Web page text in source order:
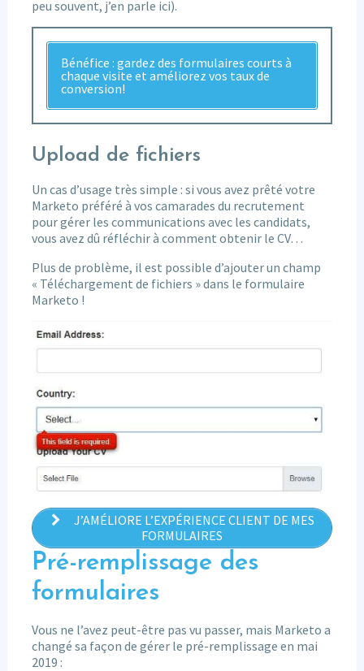
peu souvent, j’en parle ici).
Bénéfice : gardez des formulaires courts à
chaque visite et améliorez vos taux de
conversion!
Upload de fichiers
Un cas d’usage très simple : si vous avez prêté votre
Marketo préféré à vos camarades du recrutement
pour gérer les communications avec les candidats,
vous avez dû réfléchir à comment obtenir le CV…
Plus de problème, il est possible d’ajouter un champ
« Téléchargement de fichiers » dans le formulaire
Marketo !
J’AMÉLIORE L’EXPÉRIENCE CLIENT DE MES
FORMULAIRES
Pré-remplissage des
formulaires
Vous ne l’avez peut-être pas vu passer, mais Marketo a
changé sa façon de gérer le pré-remplissage en mai
2019 :